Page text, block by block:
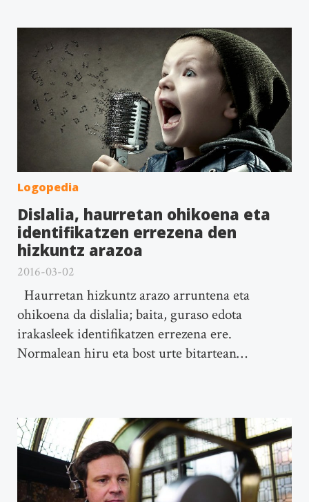
Logopedia
Dislalia, haurretan ohikoena eta
identifikatzen errezena den
hizkuntz arazoa
2016-03-02
Haurretan hizkuntz arazo arruntena eta
ohikoena da dislalia; baita, guraso edota
irakasleek identifikatzen errezena ere.
Normalean hiru eta bost urte bitartean…